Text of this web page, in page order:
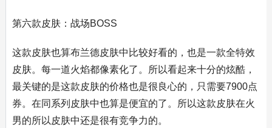
第六款皮肤：战场BOSS
这款皮肤也算布兰德皮肤中比较好看的，也是一款全特效
皮肤。每一道火焰都像素化了。所以看起来十分的炫酷，
最关键的是这款皮肤的价格也是很良心的，只需要7900点
券。在同系列皮肤中也算是便宜的了。所以这款皮肤在火
男的所以皮肤中还是很有竞争力的。